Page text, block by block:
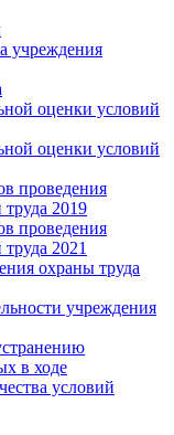
учреждения
оценки условий
оценки условий
проведения
2019
проведения
2021
охраны труда
учреждения
в ходе
условий